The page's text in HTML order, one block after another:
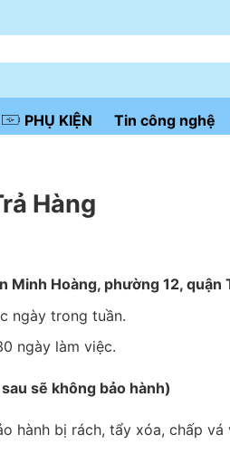
PHỤ KIỆN Tin công nghệ
Hàng
Minh Hoàng, phường 12, quận
ngày trong tuần.
ngày làm việc.
sẽ không bảo hành)
hành bị rách, tẩy xóa, chấp